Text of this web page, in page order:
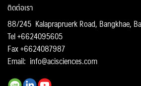
ติดต่อเรา
88/245 Kalaprapruerk Road, Bangkhae,
Tel +6624095605
Fax +6624087987
Email: info@acisciences.com